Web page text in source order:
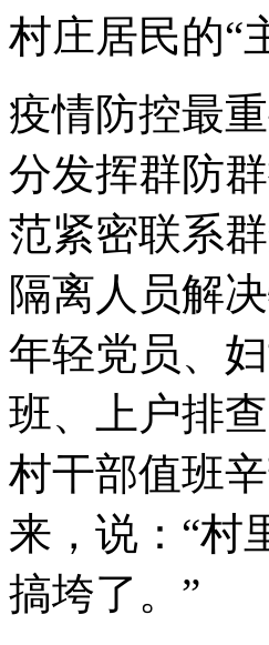
村庄居民的“
疫情防控最
分发挥群防
范紧密联系
隔离人员解
年轻党员、
班、上户排
村干部值班
来，说：“村
搞垮了。”